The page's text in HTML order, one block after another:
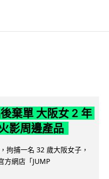
棄單 大阪女 2 年
影周邊產品
拘捕一名 32 歲大阪女子，
方網店「JUMP